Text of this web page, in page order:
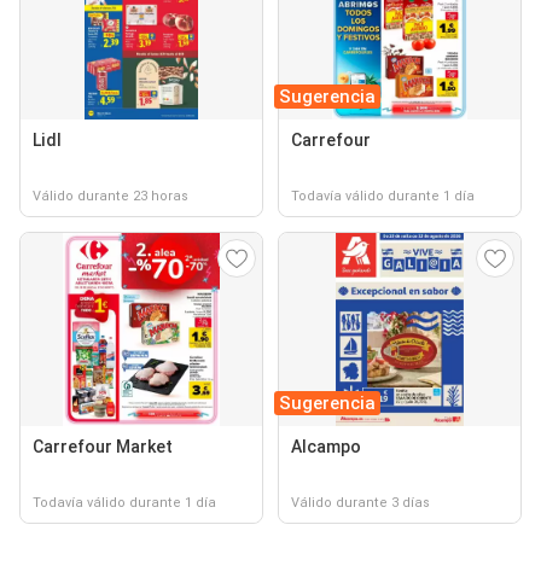
Lidl
Válido durante 23 horas
Sugerencia
Carrefour
Todavía válido durante 1 día
Carrefour Market
Todavía válido durante 1 día
Sugerencia
Alcampo
Válido durante 3 días